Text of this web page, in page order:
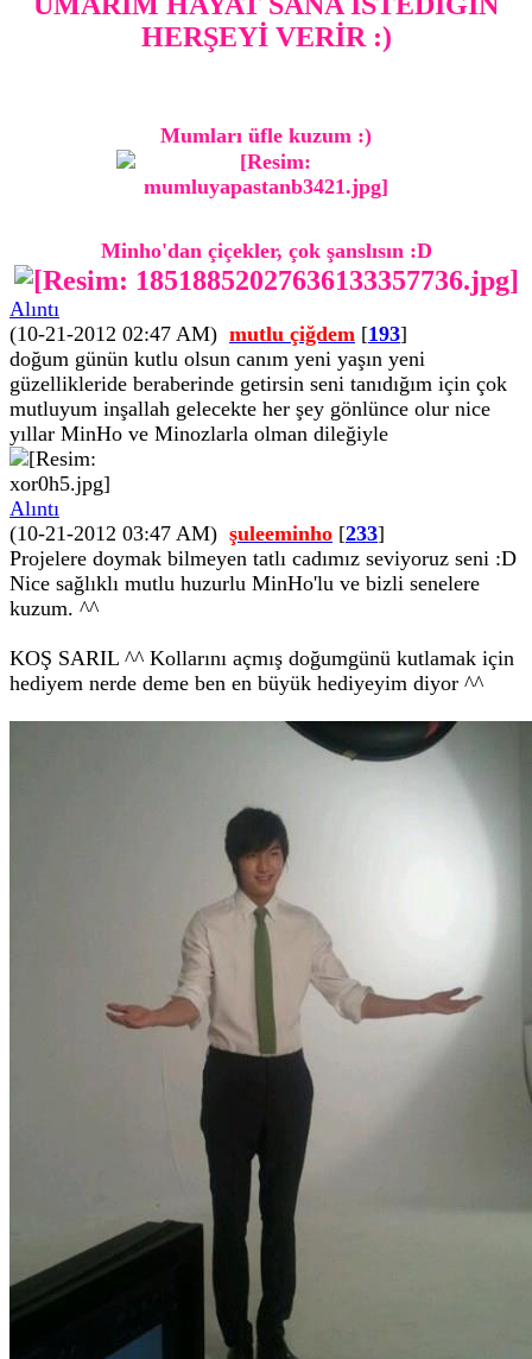
HERŞEYİ VERİR :)
Mumları üfle kuzum :)
Minho'dan çiçekler, çok şanslısın :D
Alıntı
(10-21-2012 02:47 AM) mutlu çiğdem [193]
doğum günün kutlu olsun canım yeni yaşın yeni
güzellikleride beraberinde getirsin seni tanıdığım için çok
mutluyum inşallah gelecekte her şey gönlünce olur nice
yıllar MinHo ve Minozlarla olman dileğiyle
Alıntı
(10-21-2012 03:47 AM) şuleeminho [233]
Projelere doymak bilmeyen tatlı cadımız seviyoruz seni :D
Nice sağlıklı mutlu huzurlu MinHo'lu ve bizli senelere
kuzum. ^^
KOŞ SARIL ^^ Kollarını açmış doğumgünü kutlamak için
hediyem nerde deme ben en büyük hediyeyim diyor ^^